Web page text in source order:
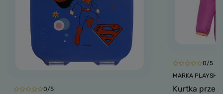
0/5
0/5
MARKA
Kurtka